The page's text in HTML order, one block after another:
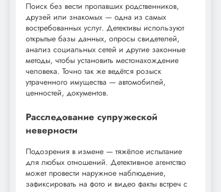
Поиск без вести пропавших родственников,
друзей или знакомых — одна из самых
востребованных услуг. Детективы используют
открытые базы данных, опросы свидетелей,
анализ социальных сетей и другие законные
методы, чтобы установить местонахождение
человека. Точно так же ведётся розыск
утраченного имущества — автомобилей,
ценностей, документов.
Расследование супружеской
неверности
Подозрения в измене — тяжёлое испытание
для любых отношений. Детективное агентство
может провести наружное наблюдение,
зафиксировать на фото и видео факты встреч с